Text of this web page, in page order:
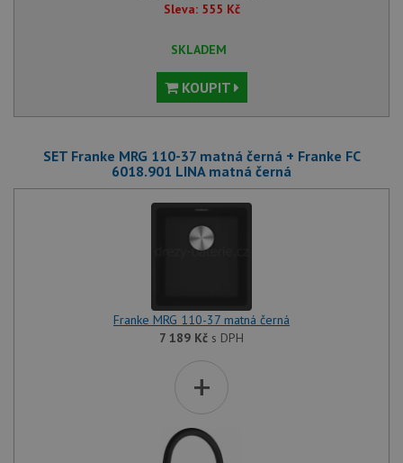
Sleva: 555 Kč
SKLADEM
KOUPIT
SET Franke MRG 110-37 matná černá + Franke FC
6018.901 LINA matná černá
Franke MRG 110-37 matná černá
7 189 Kč s DPH
+